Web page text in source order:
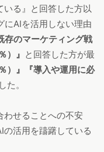
る』と回答した方以
にAIを活用しない理由
存のマーケティング戦
）』 と回答した方が最
）』『導入や運用に必
た。
わせることへの不安
活用を躊躇している